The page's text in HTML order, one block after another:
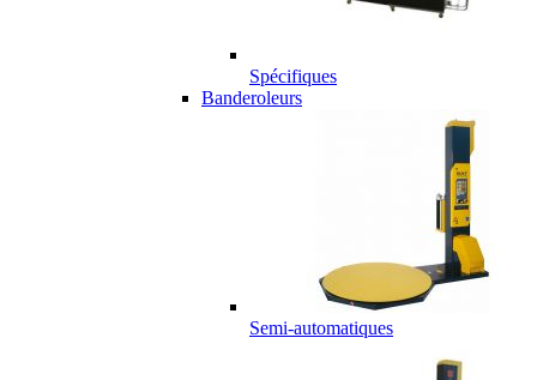
Spécifiques
Banderoleurs
Semi-automatiques